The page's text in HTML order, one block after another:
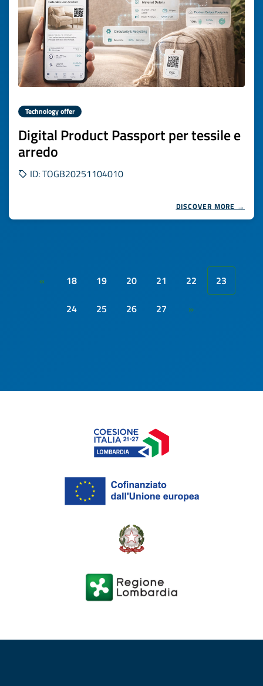
Technology offer
Digital Product Passport per tessile e
arredo
ID: TOGB20251104010
DISCOVER MORE →
« 18 19 20 21 22
23
24
25 26 27 »